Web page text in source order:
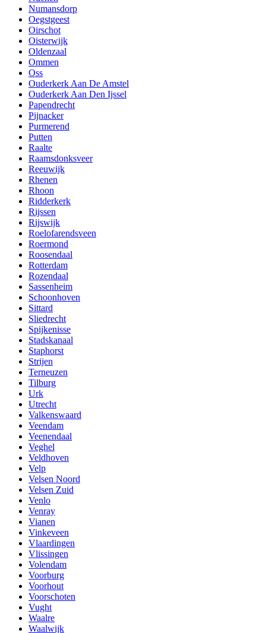
Numansdorp
Oegstgeest
Oirschot
Oisterwijk
Oldenzaal
Ommen
Oss
Ouderkerk Aan De Amstel
Ouderkerk Aan Den Ijssel
Papendrecht
Pijnacker
Purmerend
Putten
Raalte
Raamsdonksveer
Reeuwijk
Rhenen
Rhoon
Ridderkerk
Rijssen
Rijswijk
Roelofarendsveen
Roermond
Roosendaal
Rotterdam
Rozendaal
Sassenheim
Schoonhoven
Sittard
Sliedrecht
Spijkenisse
Stadskanaal
Staphorst
Strijen
Terneuzen
Tilburg
Urk
Utrecht
Valkenswaard
Veendam
Veenendaal
Veghel
Veldhoven
Velp
Velsen Noord
Velsen Zuid
Venlo
Venray
Vianen
Vinkeveen
Vlaardingen
Vlissingen
Volendam
Voorburg
Voorhout
Voorschoten
Vught
Waalre
Waalwijk